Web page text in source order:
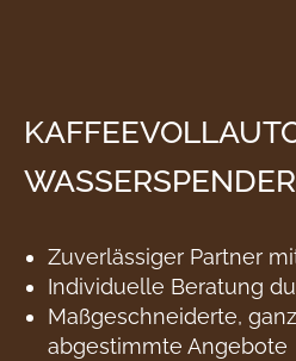
Zuverlässiger Partner
Individuelle Beratung
Maßgeschneiderte,
abgestimmte Angebote